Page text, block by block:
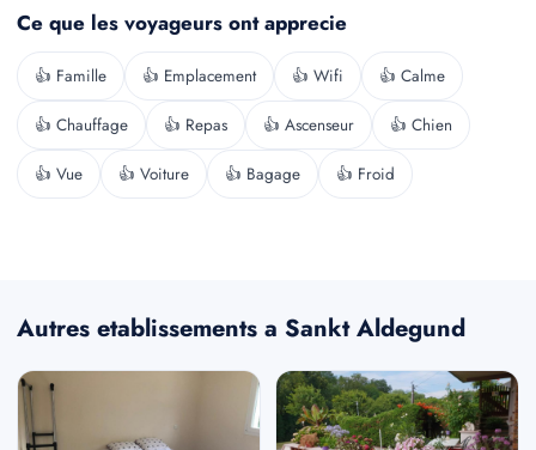
Ce que les voyageurs ont apprecie
👍 Famille 👍 Emplacement 👍 Wifi 👍 Calme
👍 Chauffage 👍 Repas 👍 Ascenseur 👍 Chien
👍 Vue 👍 Voiture 👍 Bagage 👍 Froid
Autres etablissements a Sankt Aldegund